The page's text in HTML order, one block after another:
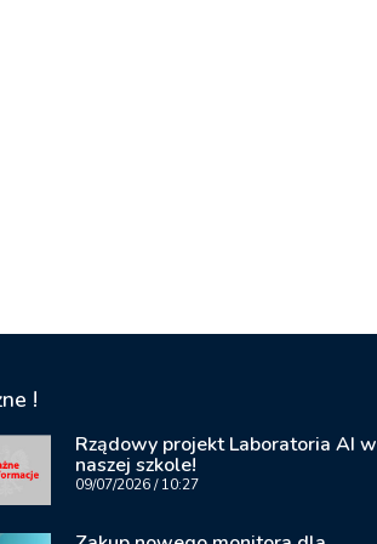
!
Rządowy projekt Laboratoria AI w
naszej szkole!
09/07/202610:27